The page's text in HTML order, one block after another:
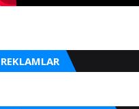
REKLAMLAR